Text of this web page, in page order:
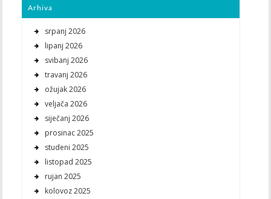
Arhiva
srpanj 2026
lipanj 2026
svibanj 2026
travanj 2026
ožujak 2026
veljača 2026
siječanj 2026
prosinac 2025
studeni 2025
listopad 2025
rujan 2025
kolovoz 2025